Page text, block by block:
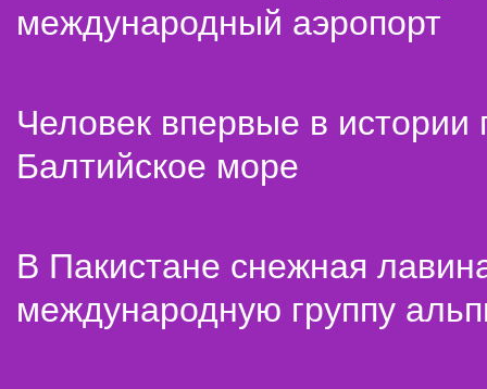
международный аэропорт
Человек впервые в истории
Балтийское море
В Пакистане снежная
международную группу